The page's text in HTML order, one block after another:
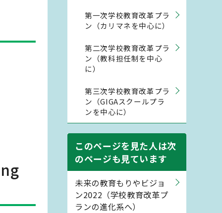
第一次学校教育改革プラ
ン（カリマネを中心に）
第二次学校教育改革プラ
ン（教科担任制を中心
に）
第三次学校教育改革プラ
ン（GIGAスクールプラ
ンを中心に）
このページを見た人は次
のページも見ています
未来の教育もりやビジョ
ン2022（学校教育改革プ
ランの進化系へ）